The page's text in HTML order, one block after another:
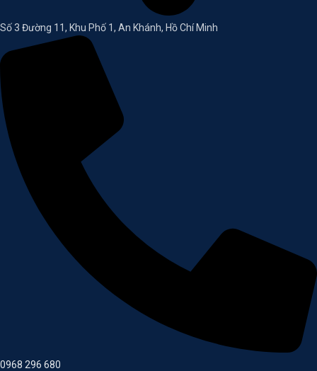
Số 3 Đường 11, Khu Phố 1, An Khánh, Hồ Chí Minh
0968 296 680